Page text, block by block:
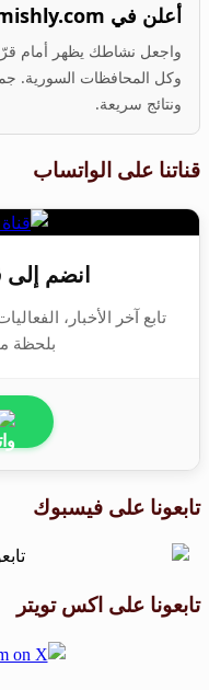
أعلن في Qamishly.com
واجعل نشاطك يظهر أمام
وكل المحافظات السورية.
ونتائج سريعة.
قناتنا على الواتساب
انضم إلى
تابع آخر الأخبار،
بلحظة
تابعونا على فيسبوك
تابعونا على اكس تويتر